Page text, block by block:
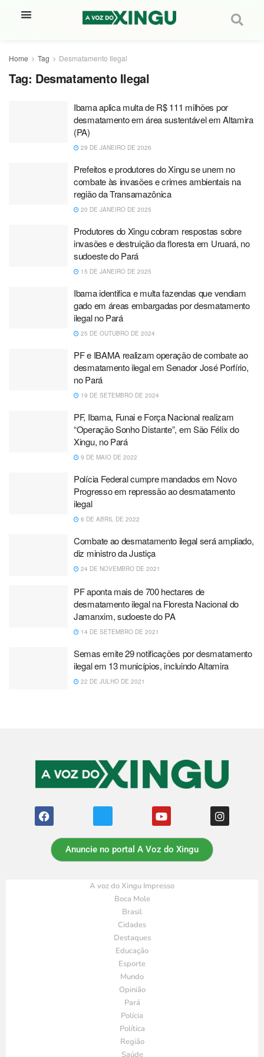
Home Tag Desmatamento Ilegal
Tag: Desmatamento Ilegal
Ibama aplica multa de R$ 111 milhões por
desmatamento em área sustentável em Altamira
(PA)
29 DE JANEIRO DE 2026
Prefeitos e produtores do Xingu se unem no
combate às invasões e crimes ambientais na
região da Transamazônica
20 DE JANEIRO DE 2025
Produtores do Xingu cobram respostas sobre
invasões e destruição da floresta em Uruará, no
sudoeste do Pará
15 DE JANEIRO DE 2025
Ibama identifica e multa fazendas que vendiam
gado em áreas embargadas por desmatamento
ilegal no Pará
25 DE OUTUBRO DE 2024
PF e IBAMA realizam operação de combate ao
desmatamento ilegal em Senador José Porfírio,
no Pará
19 DE SETEMBRO DE 2024
PF, Ibama, Funai e Força Nacional realizam
“Operação Sonho Distante”, em São Félix do
Xingu, no Pará
9 DE MAIO DE 2022
Polícia Federal cumpre mandados em Novo
Progresso em repressão ao desmatamento
ilegal
6 DE ABRIL DE 2022
Combate ao desmatamento ilegal será ampliado,
diz ministro da Justiça
24 DE NOVEMBRO DE 2021
PF aponta mais de 700 hectares de
desmatamento ilegal na Floresta Nacional do
Jamanxim, sudoeste do PA
14 DE SETEMBRO DE 2021
Semas emite 29 notificações por desmatamento
ilegal em 13 municípios, incluindo Altamira
22 DE JULHO DE 2021
Anuncie no portal A Voz do Xingu
A voz do Xingu Impresso
Boca Mole
Brasil
Cidades
Destaques
Educação
Esporte
Mundo
Opinião
Pará
Polícia
Política
Região
Saúde